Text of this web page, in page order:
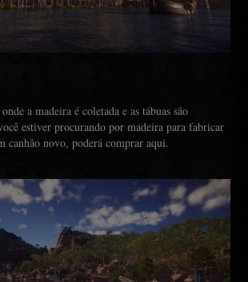
a madeira é coletada e as tábuas são
estiver procurando por madeira para fabricar
canhão novo, poderá comprar aqui.